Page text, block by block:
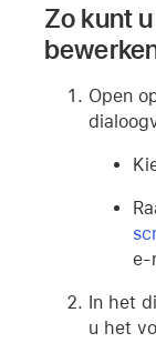
Zo kunt
Open
e-
In het
u het